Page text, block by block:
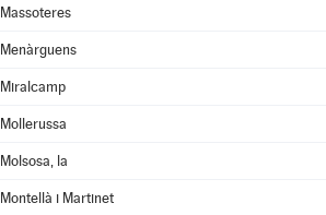
Massoteres
Menàrguens
Miralcamp
Mollerussa
Molsosa, la
Montellà i Martinet